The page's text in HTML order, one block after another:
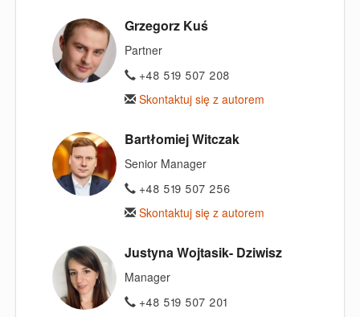
Grzegorz Kuś
Partner
+48 519 507 208
Skontaktuj się z autorem
Bartłomiej Witczak
Senior Manager
+48 519 507 256
Skontaktuj się z autorem
Justyna Wojtasik- Dziwisz
Manager
+48 519 507 201